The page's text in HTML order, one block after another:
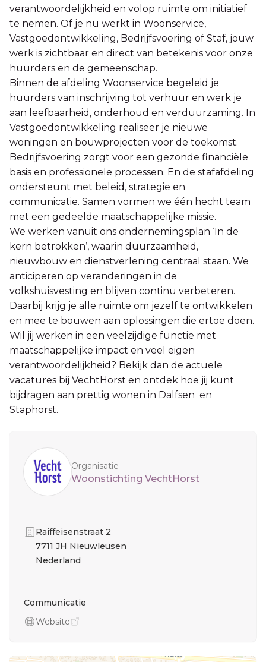
verantwoordelijkheid en volop ruimte om initiatief
te nemen. Of je nu werkt in Woonservice,
Vastgoedontwikkeling, Bedrijfsvoering of Staf, jouw
werk is zichtbaar en direct van betekenis voor onze
huurders en de gemeenschap.
Binnen de afdeling Woonservice begeleid je
huurders van inschrijving tot verhuur en werk je
aan leefbaarheid, onderhoud en verduurzaming. In
Vastgoedontwikkeling realiseer je nieuwe
woningen en bouwprojecten voor de toekomst.
Bedrijfsvoering zorgt voor een gezonde financiële
basis en professionele processen. En de stafafdeling
ondersteunt met beleid, strategie en
communicatie. Samen vormen we één hecht team
met een gedeelde maatschappelijke missie.
We werken vanuit ons ondernemingsplan ‘In de
kern betrokken’, waarin duurzaamheid,
nieuwbouw en dienstverlening centraal staan. We
anticiperen op veranderingen in de
volkshuisvesting en blijven continu verbeteren.
Daarbij krijg je alle ruimte om jezelf te ontwikkelen
en mee te bouwen aan oplossingen die ertoe doen.
Wil jij werken in een veelzijdige functie met
maatschappelijke impact en veel eigen
verantwoordelijkheid? Bekijk dan de actuele
vacatures bij VechtHorst en ontdek hoe jij kunt
bijdragen aan prettig wonen in Dalfsen en
Staphorst.
Organisatie
Woonstichting VechtHorst
Organisatie
Raiffeisenstraat 2
7711 JH Nieuwleusen
Nederland
Communicatie
Website